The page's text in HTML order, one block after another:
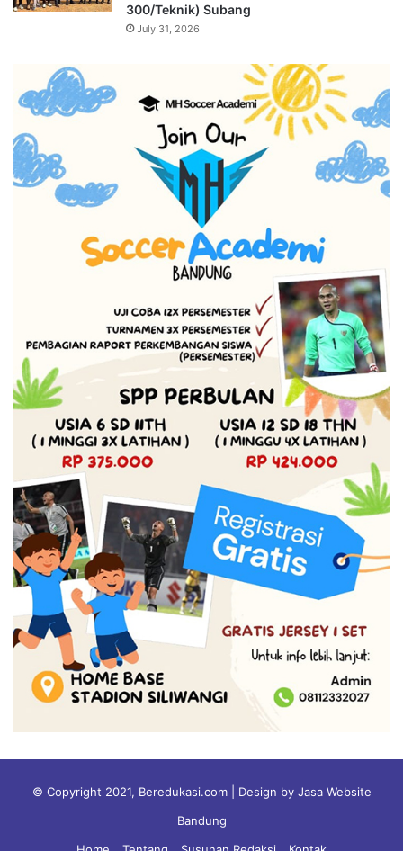
300/Teknik) Subang
July 31, 2026
© Copyright 2021, Beredukasi.com | Design by Jasa Website
Bandung